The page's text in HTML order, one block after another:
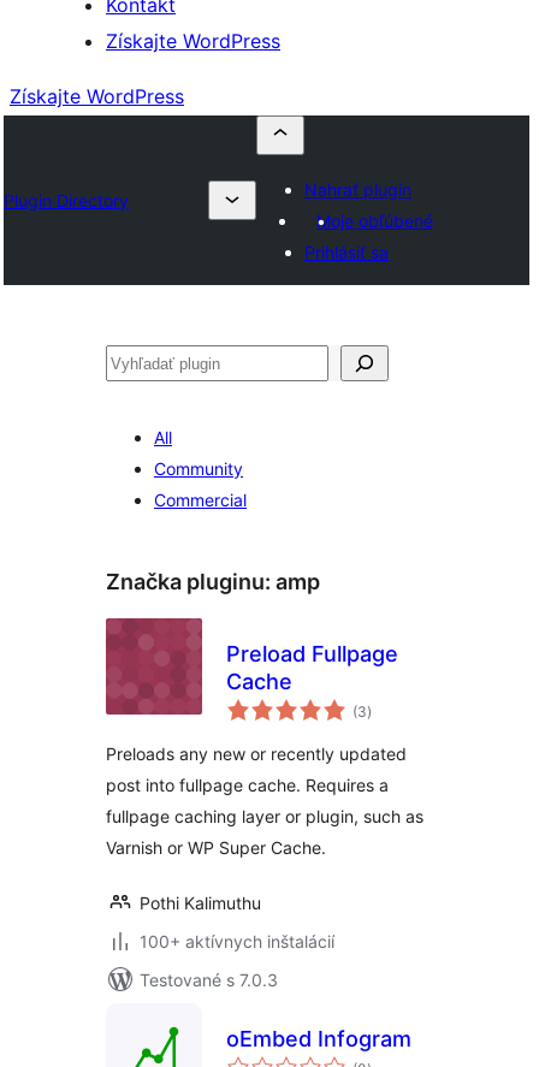
Kontakt
Získajte WordPress
Získajte WordPress
Plugin Directory
Nahrať plugin
Moje obľúbené
Prihlásiť sa
Hľadať
All
Community
Commercial
Značka pluginu: amp
Preload Fullpage
Cache
(3celkové
hodnotenie
)
Preloads any new or recently updated
post into fullpage cache. Requires a
fullpage caching layer or plugin, such as
Varnish or WP Super Cache.
Pothi Kalimuthu
100+ aktívnych inštalácií
Testované s 7.0.3
oEmbed Infogram
celkové